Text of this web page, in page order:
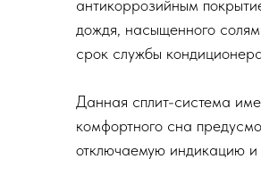
антикоррозийным
дождя, насыщенного
срок службы
Данная сплит-система
комфортного сна
отключаемую индикацию и